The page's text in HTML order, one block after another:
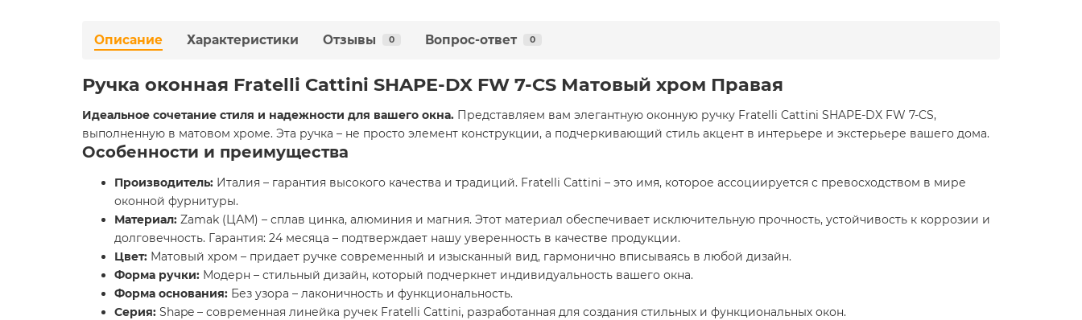
Описание Характеристики Отзывы 0 Вопрос-ответ 0
Ручка оконная Fratelli Cattini SHAPE-DX FW 7-CS Матовый хром Правая
Идеальное сочетание стиля и надежности для вашего окна. Представляем вам элегантную оконную ручку Fratelli Cattini SHAPE-DX FW 7-CS,
выполненную в матовом хроме. Эта ручка – не просто элемент конструкции, а подчеркивающий стиль акцент в интерьере и экстерьере вашего дома.
Особенности и преимущества
Производитель: Италия – гарантия высокого качества и традиций. Fratelli Cattini – это имя, которое ассоциируется с превосходством в мире
оконной фурнитуры.
Материал: Zamak (ЦАМ) – сплав цинка, алюминия и магния. Этот материал обеспечивает исключительную прочность, устойчивость к коррозии и
долговечность. Гарантия: 24 месяца – подтверждает нашу уверенность в качестве продукции.
Цвет: Матовый хром – придает ручке современный и изысканный вид, гармонично вписываясь в любой дизайн.
Форма ручки: Модерн – стильный дизайн, который подчеркнет индивидуальность вашего окна.
Форма основания: Без узора – лаконичность и функциональность.
Серия: Shape – современная линейка ручек Fratelli Cattini, разработанная для создания стильных и функциональных окон.